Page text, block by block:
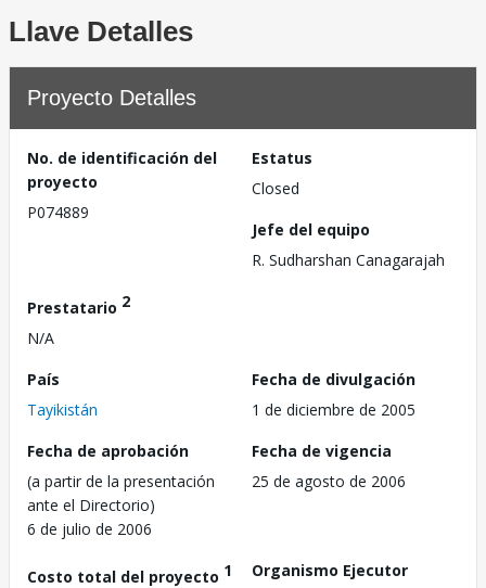
Llave Detalles
Proyecto Detalles
No. de identificación del
proyecto
P074889
Estatus
Closed
Jefe del equipo
R. Sudharshan Canagarajah
Prestatario 2
N/A
País
Tayikistán
Fecha de divulgación
1 de diciembre de 2005
Fecha de aprobación
(a partir de la presentación
ante el Directorio)
6 de julio de 2006
Fecha de vigencia
25 de agosto de 2006
Costo total del proyecto 1
Organismo Ejecutor